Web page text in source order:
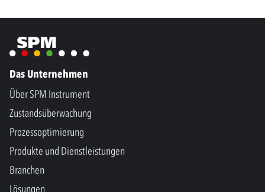
Das Unternehmen
Über SPM Instrument
Zustandsüberwachung
Prozessoptimierung
Produkte und Dienstleistungen
Branchen
Lösungen